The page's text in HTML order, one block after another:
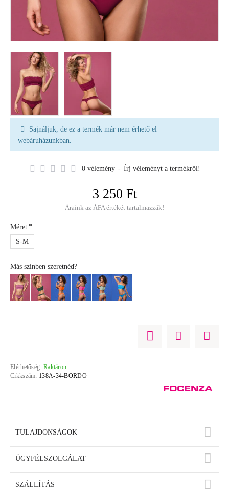
Sajnáljuk, de ez a termék már nem érhető el
webáruházunkban.
Elérhetőség: Raktáron
Cikkszám: 138A-34-BORDO
0 vélemény - Írj véleményt a termékről!
3 250 Ft
Áraink az ÁFA értékét tartalmazzák!
Más színben szeretnéd?
Méret
S-M
TULAJDONSÁGOK
ÜGYFÉLSZOLGÁLAT
SZÁLLÍTÁS